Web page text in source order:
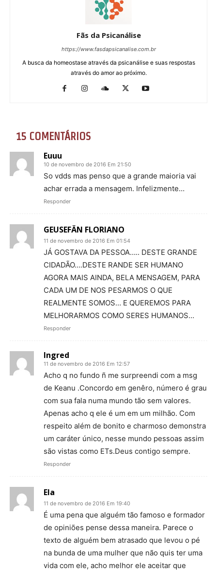
Fãs da Psicanálise
https://www.fasdapsicanalise.com.br
A busca da homeostase através da psicanálise e suas respostas
através do amor ao próximo.
15 COMENTÁRIOS
Euuu
10 de novembro de 2016 Em 21:50
So vdds mas penso que a grande maioria vai
achar errada a mensagem. Infelizmente…
Responder
GEUSEFÄN FLORIANO
11 de novembro de 2016 Em 01:54
JÁ GOSTAVA DA PESSOA….. DESTE GRANDE
CIDADÃO….DESTE RANDE SER HUMANO
AGORA MAIS AINDA, BELA MENSAGEM, PARA
CADA UM DE NOS PESARMOS O QUE
REALMENTE SOMOS… E QUEREMOS PARA
MELHORARMOS COMO SERES HUMANOS…
Responder
Ingred
11 de novembro de 2016 Em 12:57
Acho q no fundo ñ me surpreendi com a msg
de Keanu .Concordo em genêro, número é grau
com sua fala numa mundo tão sem valores.
Apenas acho q ele é um em um milhão. Com
respeito além de bonito e charmoso demonstra
um caráter único, nesse mundo pessoas assim
são vistas como ETs.Deus contigo sempre.
Responder
Ela
11 de novembro de 2016 Em 19:40
É uma pena que alguém tão famoso e formador
de opiniões pense dessa maneira. Parece o
texto de alguém bem atrasado que levou o pé
na bunda de uma mulher que não quis ter uma
vida com ele, acho melhor ele aceitar que